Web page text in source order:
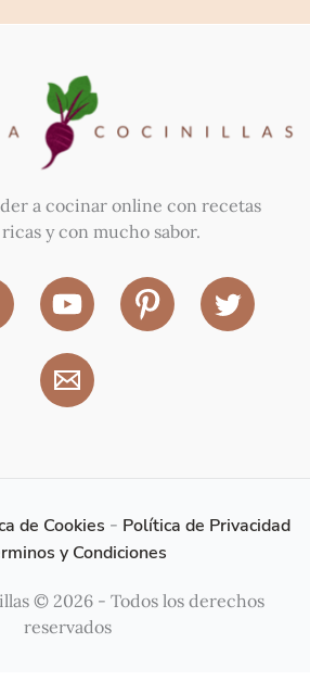
a cocinar online con recetas
y con mucho sabor.
de Cookies - Política de Privacidad
y Condiciones
© 2026 - Todos los derechos
reservados